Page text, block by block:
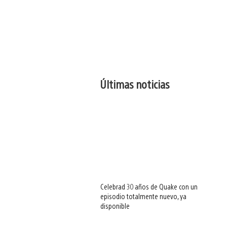
Últimas noticias
Celebrad 30 años de Quake con un
episodio totalmente nuevo, ya
disponible